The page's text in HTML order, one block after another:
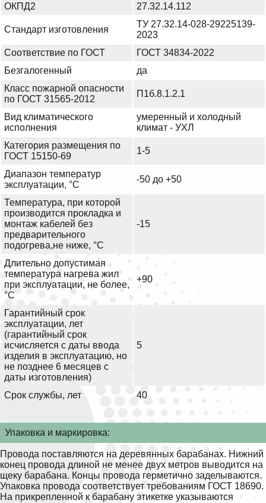
ОКПД2 27.32.14.112
Стандарт изготовления
ТУ 27.32.14-028-29225139-
2023
Соответствие по ГОСТ
ГОСТ 34834-2022
Безгалогенный
да
Класс пожарной опасности
по ГОСТ 31565-2012
П1б.8.1.2.1
Вид климатического
исполнения
умеренный и холодный
климат - УХЛ
Категория размещения по
ГОСТ 15150-69
1-5
Диапазон температур
эксплуатации, °С
-50 до +50
Температура, при которой
производится прокладка и
монтаж кабелей без
предварительного
подогрева,не ниже, °С
-15
Длительно допустимая
температура нагрева жил
при эксплуатации, не более,
°С
+90
Гарантийный срок
эксплуатации, лет
(гарантийный срок
исчисляется с даты ввода
изделия в эксплуатацию, но
не позднее 6 месяцев с
даты изготовления)
5
Срок службы, лет 40
Упаковка и маркировка:
Провода поставляются на деревянных барабанах. Нижний
конец провода длиной не менее двух метров выводится на
щеку барабана. Концы провода герметично заделываются.
Упаковка провода соответствует требованиям ГОСТ 18690.
На прикрепленной к барабану этикетке указываются